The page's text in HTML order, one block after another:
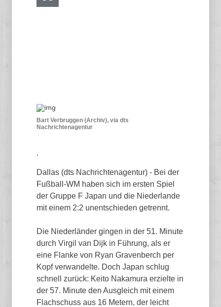
Bart Verbruggen (Archiv), via dts
Nachrichtenagentur
.
Dallas (dts Nachrichtenagentur) - Bei der
Fußball-WM haben sich im ersten Spiel
der Gruppe F Japan und die Niederlande
mit einem 2:2 unentschieden getrennt.
Die Niederländer gingen in der 51. Minute
durch Virgil van Dijk in Führung, als er
eine Flanke von Ryan Gravenberch per
Kopf verwandelte. Doch Japan schlug
schnell zurück: Keito Nakamura erzielte in
der 57. Minute den Ausgleich mit einem
Flachschuss aus 16 Metern, der leicht